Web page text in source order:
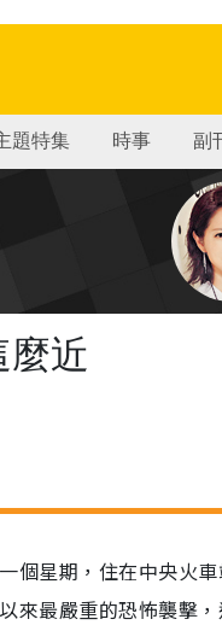
題特集 時事 副
麼近
個星期，住在中央火
來最嚴重的恐怖襲擊